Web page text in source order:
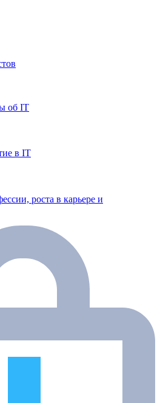
об IT
в IT
роста в карьере и